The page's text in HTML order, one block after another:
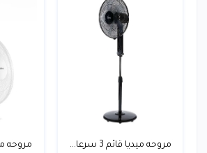
مروحه ميديا قائم 3 سرعا... مروحه ميديا